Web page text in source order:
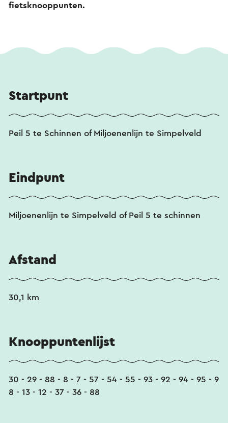
fietsknooppunten.
Startpunt
Peil 5 te Schinnen of Miljoenenlijn te Simpelveld
Eindpunt
Miljoenenlijn te Simpelveld of Peil 5 te schinnen
Afstand
30,1 km
Knooppuntenlijst
30 - 29 - 88 - 8 - 7 - 57 - 54 - 55 - 93 - 92 - 94 - 95 - 9
8 - 13 - 12 - 37 - 36 - 88